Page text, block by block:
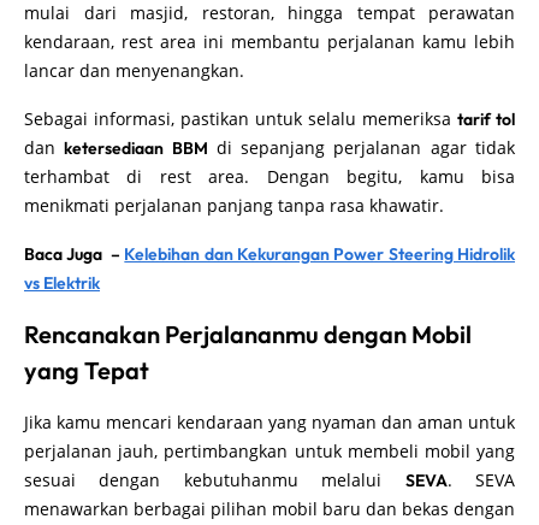
mulai dari masjid, restoran, hingga tempat perawatan
kendaraan, rest area ini membantu perjalanan kamu lebih
lancar dan menyenangkan.
Sebagai informasi, pastikan untuk selalu memeriksa tarif tol
danketersediaan BBM di sepanjang perjalanan agar tidak
terhambat di rest area. Dengan begitu, kamu bisa
menikmati perjalanan panjang tanpa rasa khawatir.
Baca Juga – Kelebihan dan Kekurangan Power Steering Hidrolik
vs Elektrik
Rencanakan Perjalananmu dengan Mobil
yang Tepat
Jika kamu mencari kendaraan yang nyaman dan aman untuk
perjalanan jauh, pertimbangkan untuk membeli mobil yang
sesuai dengan kebutuhanmu melalui SEVA. SEVA
menawarkan berbagai pilihan mobil baru dan bekas dengan